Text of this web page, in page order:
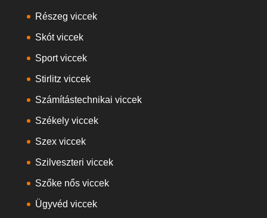
Részeg viccek
Skót viccek
Sport viccek
Stirlitz viccek
Számítástechnikai viccek
Székely viccek
Szex viccek
Szilveszteri viccek
Szőke nős viccek
Ügyvéd viccek